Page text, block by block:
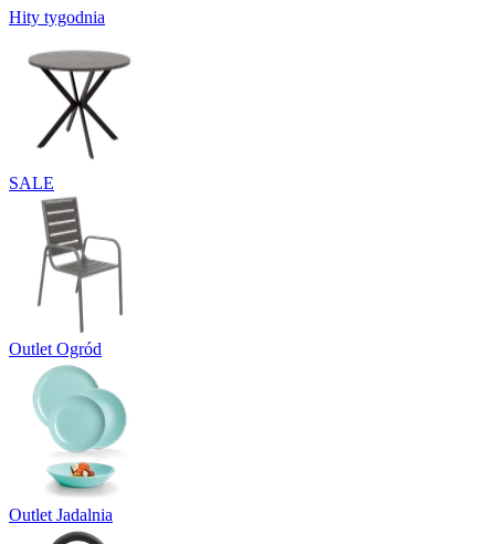
Hity tygodnia
SALE
Outlet Ogród
Outlet Jadalnia